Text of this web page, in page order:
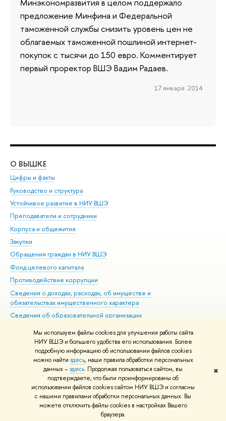
Мы используем файлы cookies для улучшения работы сайта
НИУ ВШЭ и большего удобства его использования. Более
подробную информацию об использовании файлов cookies
можно найти здесь, наши правила обработки персональных
данных –здесь. Продолжая пользоваться сайтом, вы
подтверждаете, что были проинформированы об
использовании файлов cookies сайтом НИУ ВШЭ и согласны
с нашими правилами обработки персональных данных. Вы
можете отключить файлы cookies в настройках Вашего
браузера.
✖
предложение Минфина и Федеральной
таможенной службы снизить уровень цен не
облагаемых таможенной пошлиной интернет-
покупок с тысячи до 150 евро. Комментирует
первый проректор ВШЭ Вадим Радаев.
17 января 2014
О ВЫШКЕ
Цифры и факты
Руководство и структура
Устойчивое развитие в НИУ ВШЭ
Преподаватели и сотрудники
Корпуса и общежития
Закупки
Обращения граждан в НИУ ВШЭ
Фонд целевого капитала
Противодействие коррупции
Сведения о доходах, расходах, об имуществе и
обязательствах имущественного характера
Сведения об образовательной организации
Людям с ограниченными возможностями здоровья
Единая платежная страница
Работа в Вышке
© НИУ ВШЭ 1993–2026 Адреса и контакты Условия использования
материалов Политика конфиденциальности Карта сайта
Шрифты HSE Sans и HSE Slab разработаны вШколе дизайна НИУ ВШЭ